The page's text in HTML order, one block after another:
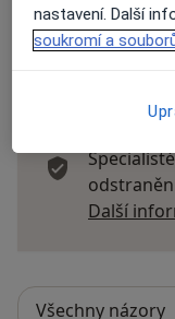
Další
nastavení. Další
soukromí a